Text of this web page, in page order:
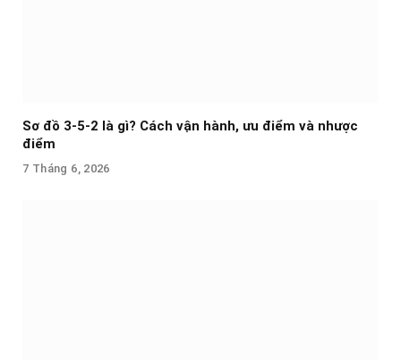
Sơ đồ 3-5-2 là gì? Cách vận hành, ưu điểm và nhược
điểm
7 Tháng 6, 2026